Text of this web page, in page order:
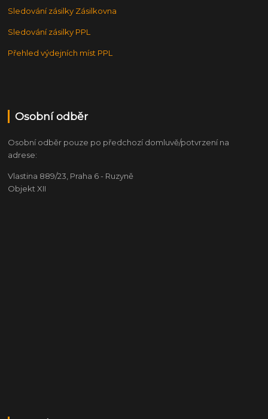
Sledování zásilky Zásilkovna
Sledování zásilky PPL
Přehled výdejních míst PPL
Osobní odběr
Osobní odběr pouze po předchozí domluvě/potvrzení na
adrese:
Vlastina 889/23, Praha 6 - Ruzyně
Objekt XII